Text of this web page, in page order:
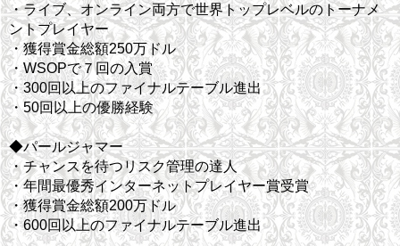
・ライブ、オンライン両方で世界トップレベルのトーナメ
ントプレイヤー
・獲得賞金総額250万ドル
・WSOPで７回の入賞
・300回以上のファイナルテーブル進出
・50回以上の優勝経験
◆パールジャマー
・チャンスを待つリスク管理の達人
・年間最優秀インターネットプレイヤー賞受賞
・獲得賞金総額200万ドル
・600回以上のファイナルテーブル進出